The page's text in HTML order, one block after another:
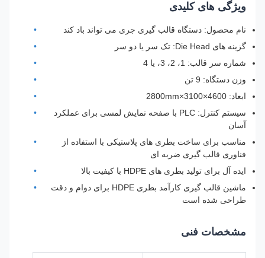
ویژگی های کلیدی
نام محصول: دستگاه قالب گیری جری می تواند باد کند
گزینه های Die Head: تک سر یا دو سر
شماره سر قالب: 1، 2، 3، یا 4
وزن دستگاه: 9 تن
ابعاد: 4600×3100×2800mm
سیستم کنترل: PLC با صفحه نمایش لمسی برای عملکرد
مناسب برای ساخت بطری های پلاستیکی با استفاده از
فناوری قالب گیری ضربه ای
ایده آل برای تولید بطری های HDPE با کیفیت بالا
ماشین قالب گیری کارآمد بطری HDPE برای دوام و دقت
طراحی شده است
مشخصات فنی